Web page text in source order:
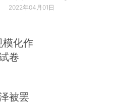
2022年04月01日
模化作
卷
被罢